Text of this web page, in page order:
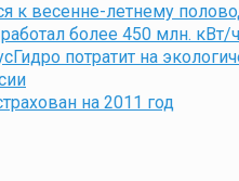
к весенне-летнему
более 450 млн. кВт/ч
потратит на
на 2011 год